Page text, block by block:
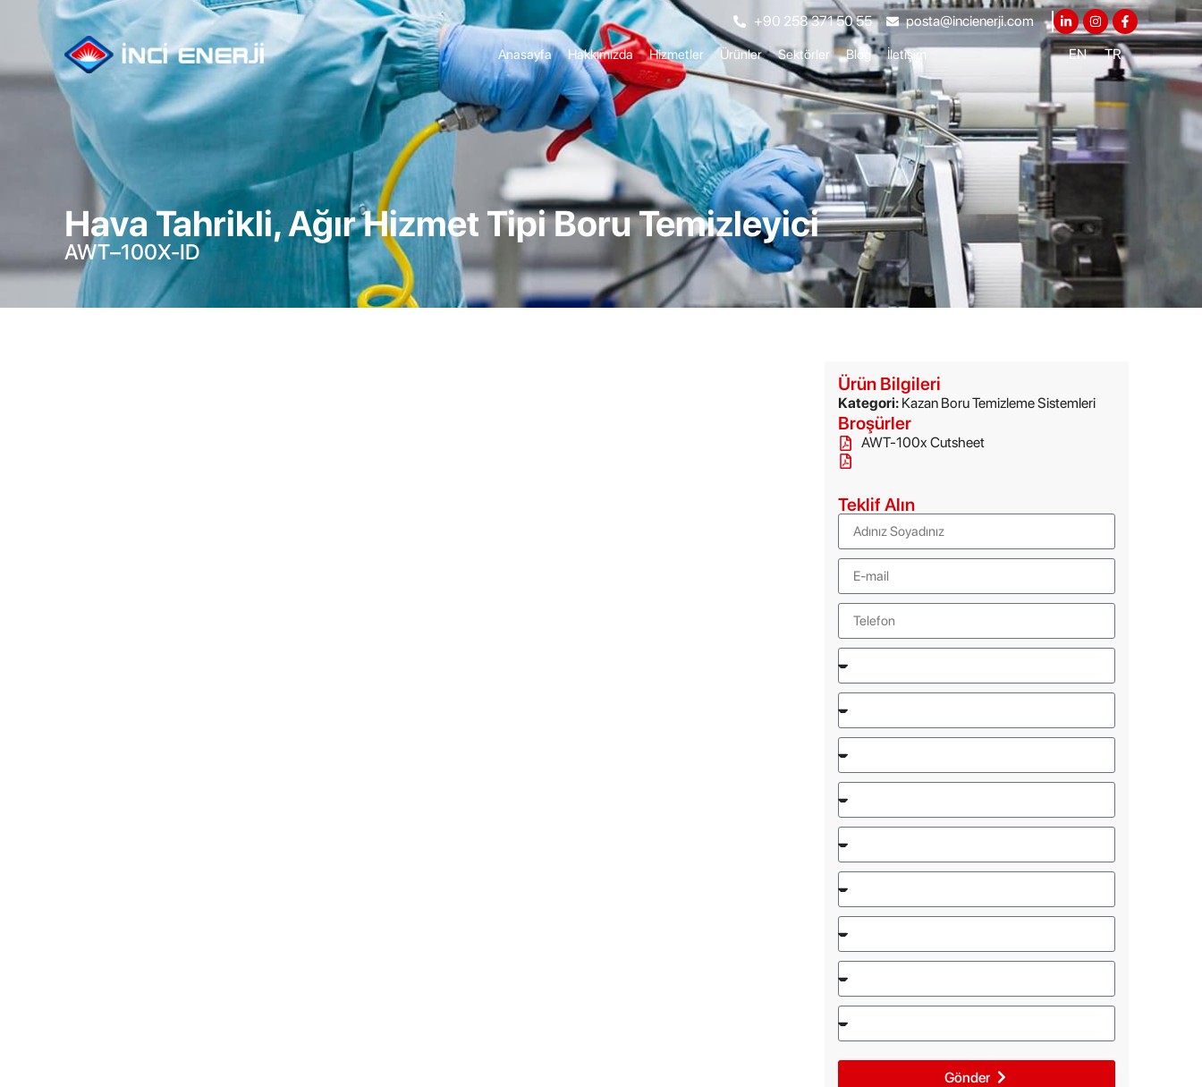
+90 258 371 50 55 posta@incienerji.com
Anasayfa Hakkımızda Hizmetler Ürünler Sektörler Blog İletişim EN TR
Hava Tahrikli, Ağır Hizmet Tipi Boru Temizleyici
AWT–100X-ID
Ürün Bilgileri
Kategori: Kazan Boru Temizleme Sistemleri
Broşürler
AWT-100x Cutsheet
Teklif Alın
Gönder